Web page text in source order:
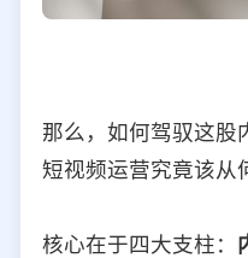
那么，如何驾驭这股
短视频运营究竟该从
核心在于四大支柱：